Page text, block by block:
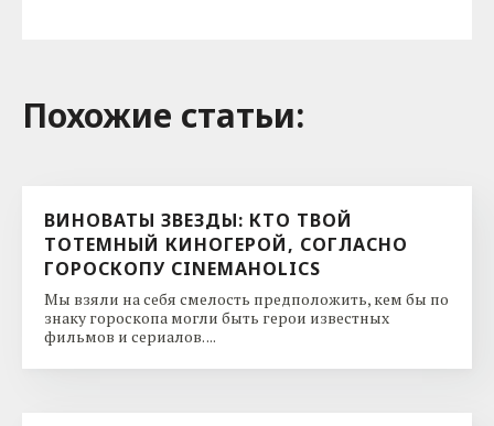
Похожие cтатьи:
ВИНОВАТЫ ЗВЕЗДЫ: КТО ТВОЙ
ТОТЕМНЫЙ КИНОГЕРОЙ, СОГЛАСНО
ГОРОСКОПУ CINEMAHOLICS
Мы взяли на себя смелость предположить, кем бы по
знаку гороскопа могли быть герои известных
фильмов и сериалов. ...